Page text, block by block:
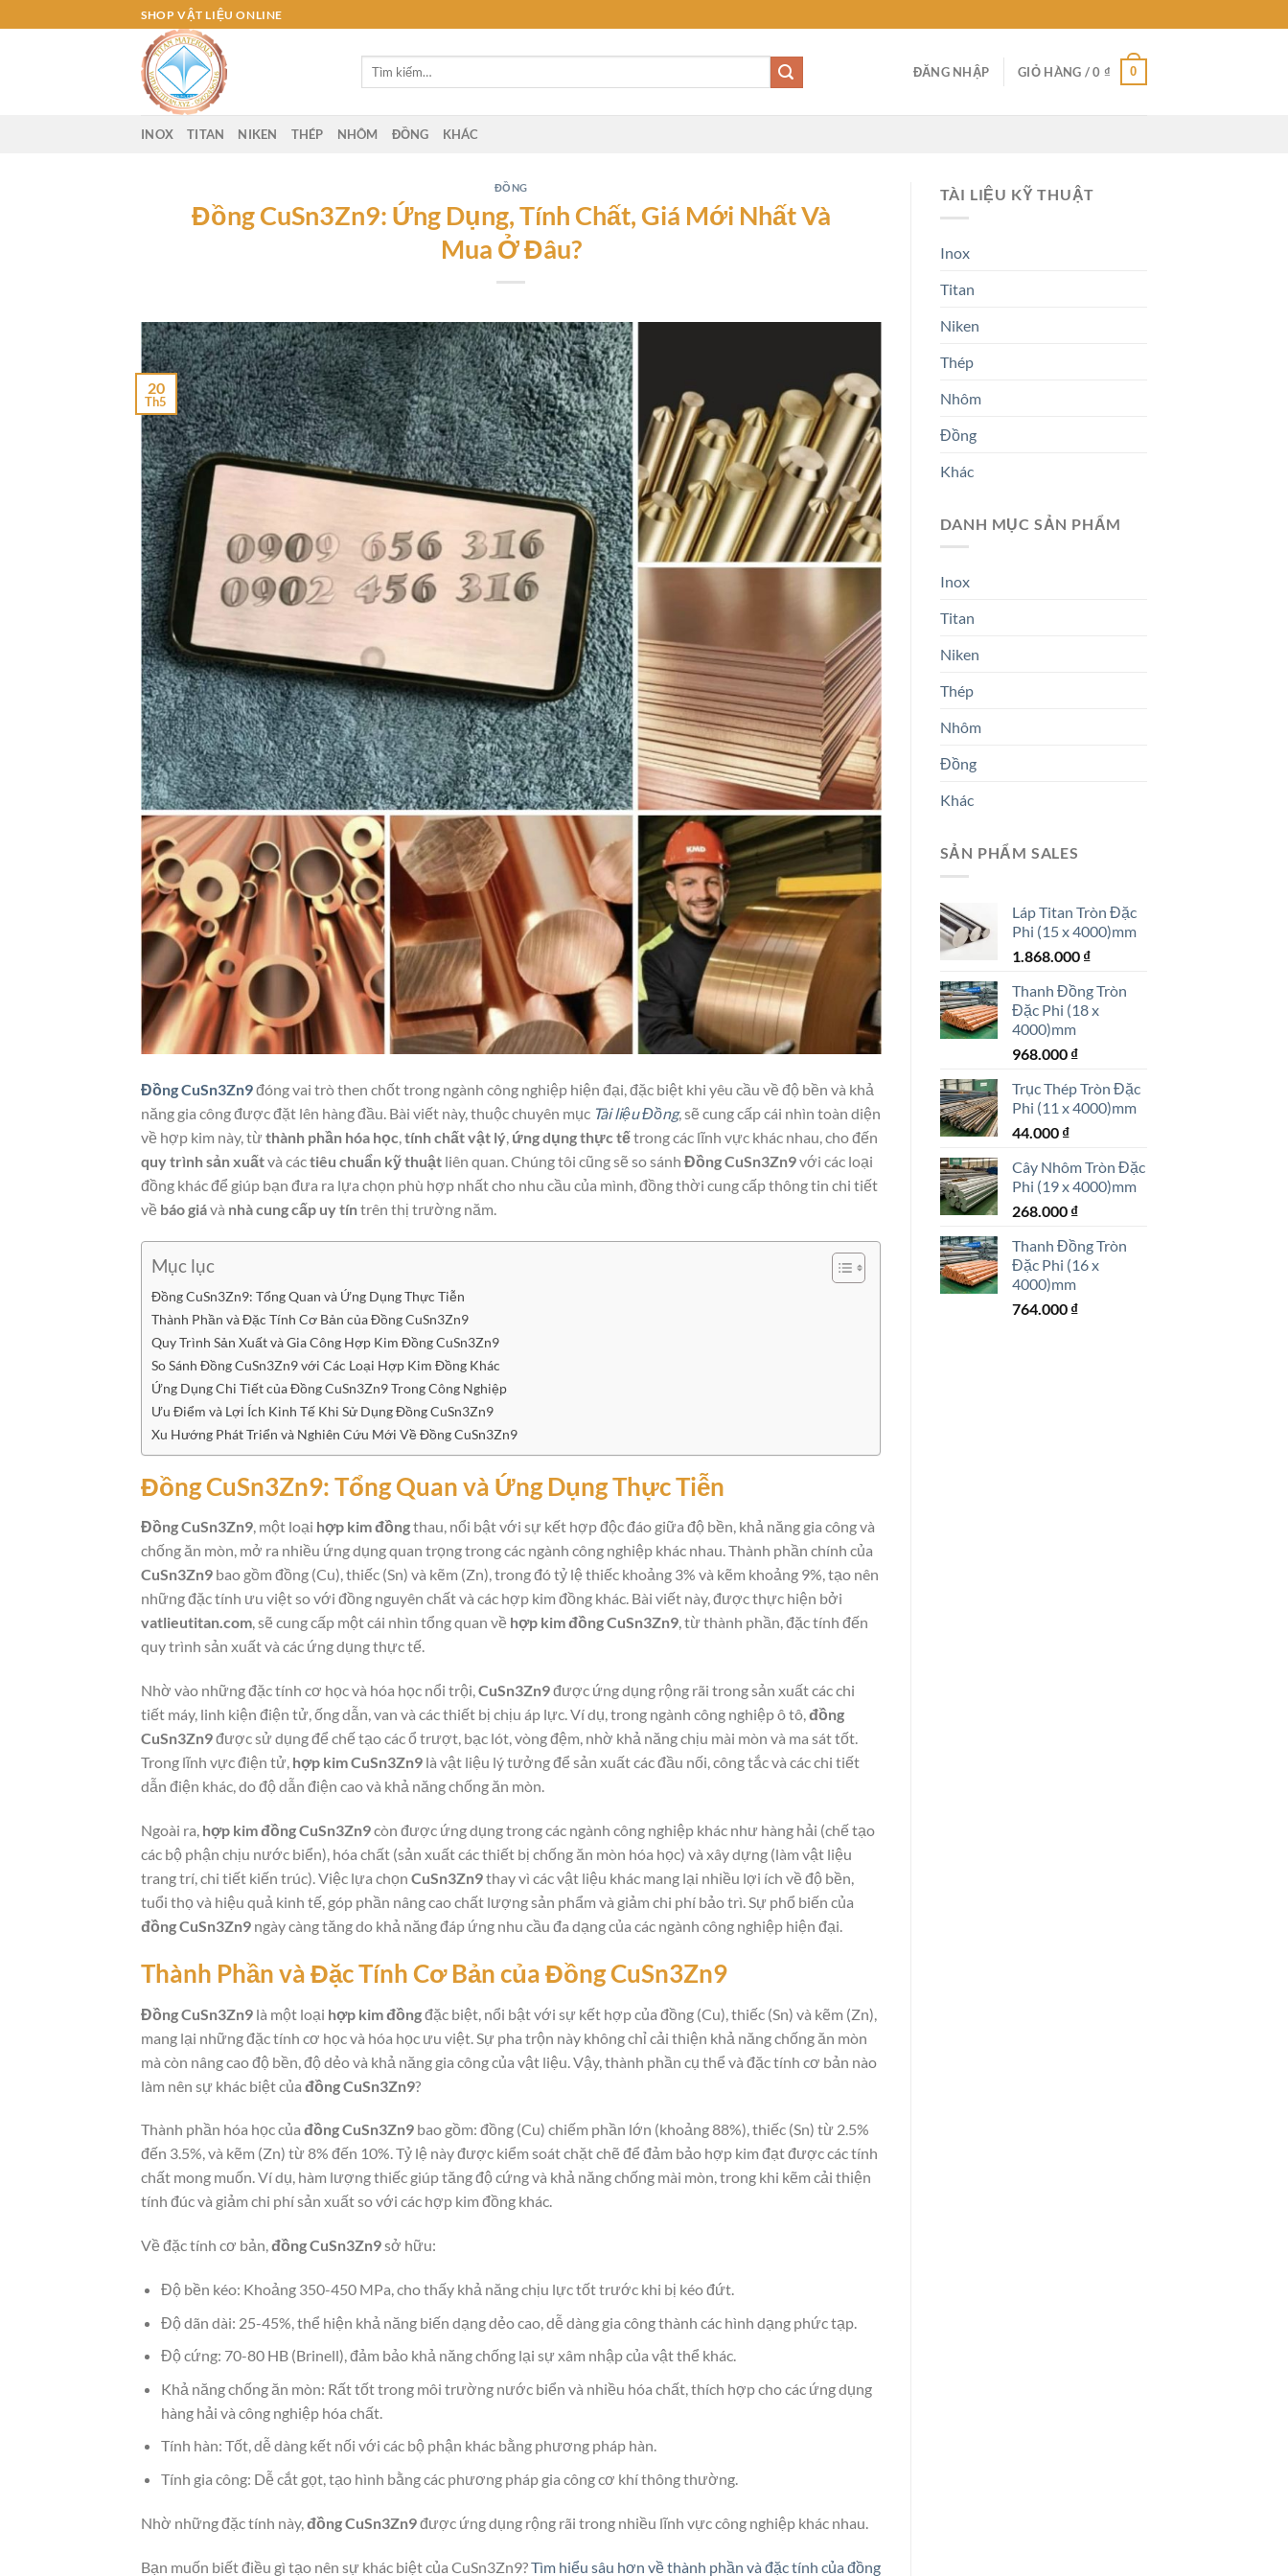
qua
SHOP VẬT LIỆU ONLINE
Tìm
ĐĂNG NHẬP GIỎ HÀNG /0 ₫ 0
INOX TITAN NIKEN THÉP NHÔM ĐỒNG KHÁC
ĐỒNG
Đồng CuSn3Zn9: Ứng Dụng, Tính Chất, Giá Mới Nhất Và
Mua Ở Đâu?
20
Th5
Đồng CuSn3Zn9đóng vai trò then chốt trong ngành công nghiệp hiện đại, đặc biệt khi yêu cầu về độ bền và khả
năng gia công được đặt lên hàng đầu. Bài viết này, thuộc chuyên mục Tài liệu Đồng, sẽ cung cấp cái nhìn toàn diện
về hợp kim này, từthành phần hóa học tính chất vật lý ứng dụng thực tếtrong các lĩnh vực khác nhau, cho đến
quy trình sản xuấtvà cáctiêu chuẩn kỹ thuật liên quan. Chúng tôi cũng sẽ so sánh Đồng CuSn3Zn9với các loại
đồng khác để giúp bạn đưa ra lựa chọn phù hợp nhất cho nhu cầu của mình, đồng thời cung cấp thông tin chi tiết
về báo giávà nhà cung cấp uy tíntrên thị trường năm.
Mục lục
Đồng CuSn3Zn9: Tổng Quan và Ứng Dụng Thực Tiễn
Thành Phần và Đặc Tính Cơ Bản của Đồng CuSn3Zn9
Quy Trình Sản Xuất và Gia Công Hợp Kim Đồng CuSn3Zn9
So Sánh Đồng CuSn3Zn9 với Các Loại Hợp Kim Đồng Khác
Ứng Dụng Chi Tiết của Đồng CuSn3Zn9 Trong Công Nghiệp
Ưu Điểm và Lợi Ích Kinh Tế Khi Sử Dụng Đồng CuSn3Zn9
Xu Hướng Phát Triển và Nghiên Cứu Mới Về Đồng CuSn3Zn9
Đồng CuSn3Zn9: Tổng Quan và Ứng Dụng Thực Tiễn
Đồng CuSn3Zn9, một loại hợp kim đồngthau, nổi bật với sự kết hợp độc đáo giữa độ bền, khả năng gia công và
chống ăn mòn, mở ra nhiều ứng dụng quan trọng trong các ngành công nghiệp khác nhau. Thành phần chính của
CuSn3Zn9 bao gồm đồng (Cu), thiếc (Sn) và kẽm (Zn), trong đó tỷ lệ thiếc khoảng 3% và kẽm khoảng 9%, tạo nên
những đặc tính ưu việt so với đồng nguyên chất và các hợp kim đồng khác. Bài viết này, được thực hiện bởi
vatlieutitan.com, sẽ cung cấp một cái nhìn tổng quan về hợp kim đồng CuSn3Zn9, từ thành phần, đặc tính đến
quy trình sản xuất và các ứng dụng thực tế.
Nhờ vào những đặc tính cơ học và hóa học nổi trội,CuSn3Zn9được ứng dụng rộng rãi trong sản xuất các chi
tiết máy, linh kiện điện tử, ống dẫn, van và các thiết bị chịu áp lực. Ví dụ, trong ngành công nghiệp ô tô,đồng
CuSn3Zn9được sử dụng để chế tạo các ổ trượt, bạc lót, vòng đệm, nhờ khả năng chịu mài mòn và ma sát tốt.
Trong lĩnh vực điện tử, hợp kim CuSn3Zn9 là vật liệu lý tưởng để sản xuất các đầu nối, công tắc và các chi tiết
dẫn điện khác, do độ dẫn điện cao và khả năng chống ăn mòn.
Ngoài ra, hợp kim đồng CuSn3Zn9còn được ứng dụng trong các ngành công nghiệp khác như hàng hải (chế tạo
các bộ phận chịu nước biển), hóa chất (sản xuất các thiết bị chống ăn mòn hóa học) và xây dựng (làm vật liệu
trang trí, chi tiết kiến trúc). Việc lựa chọn CuSn3Zn9thay vì các vật liệu khác mang lại nhiều lợi ích về độ bền,
tuổi thọ và hiệu quả kinh tế, góp phần nâng cao chất lượng sản phẩm và giảm chi phí bảo trì. Sự phổ biến của
đồng CuSn3Zn9 ngày càng tăng do khả năng đáp ứng nhu cầu đa dạng của các ngành công nghiệp hiện đại.
Thành Phần và Đặc Tính Cơ Bản của Đồng CuSn3Zn9
Đồng CuSn3Zn9 là một loại hợp kim đồngđặc biệt, nổi bật với sự kết hợp của đồng (Cu), thiếc (Sn) và kẽm (Zn),
mang lại những đặc tính cơ học và hóa học ưu việt. Sự pha trộn này không chỉ cải thiện khả năng chống ăn mòn
mà còn nâng cao độ bền, độ dẻo và khả năng gia công của vật liệu. Vậy, thành phần cụ thể và đặc tính cơ bản nào
làm nên sự khác biệt của đồng CuSn3Zn9?
Thành phần hóa học của đồng CuSn3Zn9 bao gồm: đồng (Cu) chiếm phần lớn (khoảng 88%), thiếc (Sn) từ 2.5%
đến 3.5%, và kẽm (Zn) từ 8% đến 10%. Tỷ lệ này được kiểm soát chặt chẽ để đảm bảo hợp kim đạt được các tính
chất mong muốn. Ví dụ, hàm lượng thiếc giúp tăng độ cứng và khả năng chống mài mòn, trong khi kẽm cải thiện
tính đúc và giảm chi phí sản xuất so với các hợp kim đồng khác.
Về đặc tính cơ bản,đồng CuSn3Zn9sở hữu:
Độ bền kéo: Khoảng 350-450 MPa, cho thấy khả năng chịu lực tốt trước khi bị kéo đứt.
Độ dãn dài: 25-45%, thể hiện khả năng biến dạng dẻo cao, dễ dàng gia công thành các hình dạng phức tạp.
Độ cứng: 70-80 HB (Brinell), đảm bảo khả năng chống lại sự xâm nhập của vật thể khác.
Khả năng chống ăn mòn: Rất tốt trong môi trường nước biển và nhiều hóa chất, thích hợp cho các ứng dụng
hàng hải và công nghiệp hóa chất.
Tính hàn: Tốt, dễ dàng kết nối với các bộ phận khác bằng phương pháp hàn.
Tính gia công: Dễ cắt gọt, tạo hình bằng các phương pháp gia công cơ khí thông thường.
Nhờ những đặc tính này, đồng CuSn3Zn9được ứng dụng rộng rãi trong nhiều lĩnh vực công nghiệp khác nhau.
Bạn muốn biết điều gì tạo nên sự khác biệt của CuSn3Zn9?Tìm hiểu sâu hơn về thành phần và đặc tính của đồng
TÀI LIỆU KỸ THUẬT
Inox
Titan
Niken
Thép
Nhôm
Đồng
Khác
DANH MỤC SẢN PHẨM
Inox
Titan
Niken
Thép
Nhôm
Đồng
Khác
SẢN PHẨM SALES
Láp Titan Tròn Đặc
Phi (15 x 4000)mm
1.868.000 ₫
Thanh Đồng Tròn
Đặc Phi (18 x
4000)mm
968.000 ₫
Trục Thép Tròn Đặc
Phi (11 x 4000)mm
44.000 ₫
Cây Nhôm Tròn Đặc
Phi (19 x 4000)mm
268.000 ₫
Thanh Đồng Tròn
Đặc Phi (16 x
4000)mm
764.000 ₫